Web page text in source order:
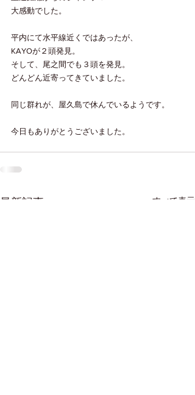
大感動でした。
平内にて水平線近くではあったが、
KAYOが２頭発見。
そして、尾之間でも３頭を発見。
どんどん近寄ってきていました。
同じ群れが、屋久島で休んでいるようです。
今日もありがとうございました。
最新記事 すべて表示